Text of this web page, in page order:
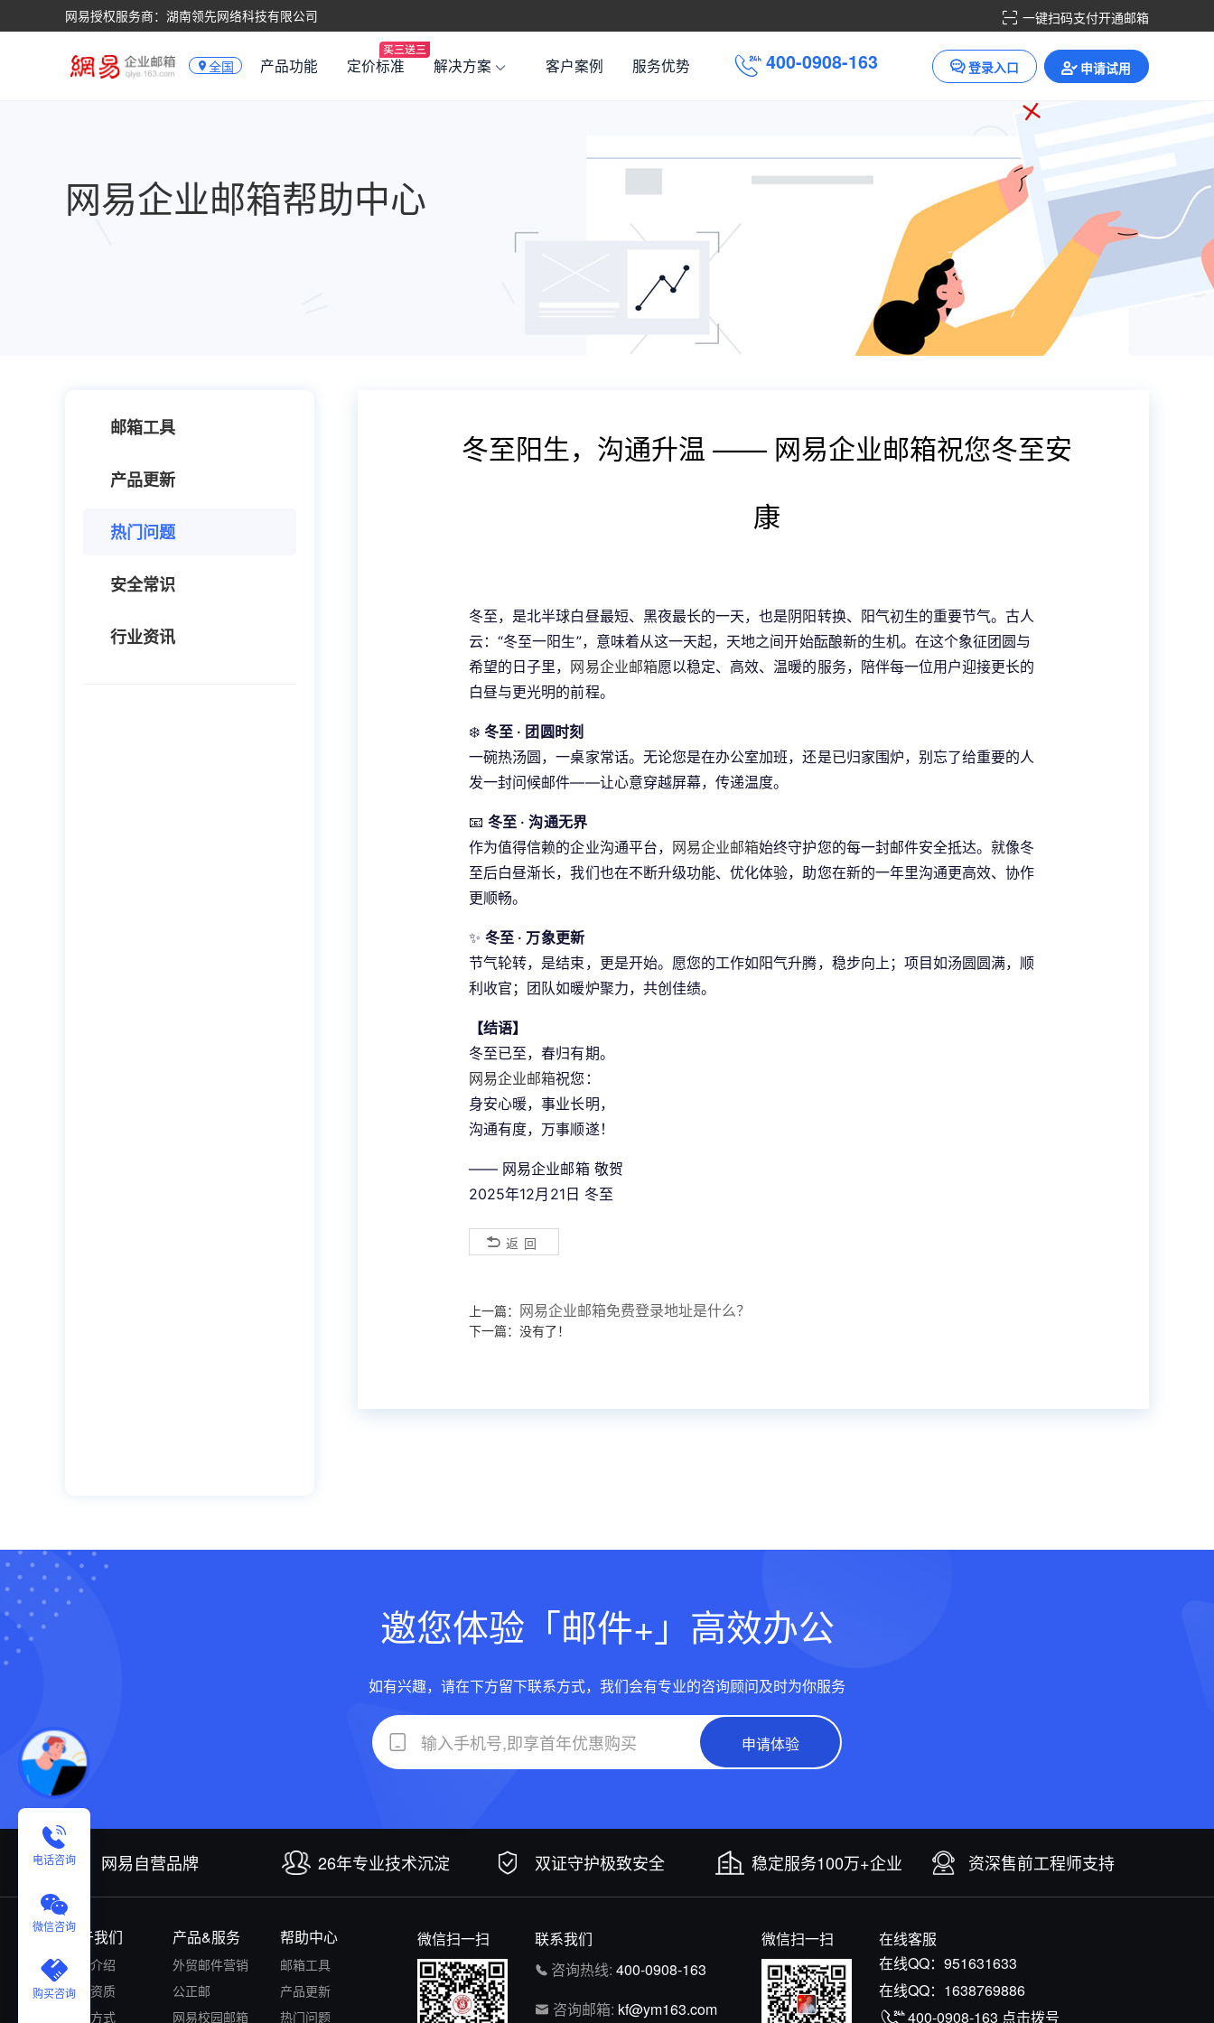
网易授权服务商：湖南领先网络科技有限公司 一键扫码支付开通邮箱
全国 产品功能 定价标准 解决方案 客户案例 服务优势 40 0
4 0 0-0908-163 登录入口 申请试用
电话咨询
微信咨询
购买咨询
网易企业邮箱帮助中心
邮箱工具
产品更新
热门问题
安全常识
行业资讯
冬至阳生，沟通升温 —— 网易企业邮箱祝您冬至安
康
冬至，是北半球白昼最短、黑夜最长的一天，也是阴阳转换、阳气初生的重要节气。古人
云：“冬至一阳生”，意味着从这一天起，天地之间开始酝酿新的生机。在这个象征团圆与
希望的日子里， 网易企业邮箱愿以稳定、高效、温暖的服务，陪伴每一位用户迎接更长的
白昼与更光明的前程。
❄️ 冬至 · 团圆时刻
一碗热汤圆，一桌家常话。无论您是在办公室加班，还是已归家围炉，别忘了给重要的人
发一封问候邮件——让心意穿越屏幕，传递温度。
📧 冬至 · 沟通无界
作为值得信赖的企业沟通平台， 网易企业邮箱始终守护您的每一封邮件安全抵达。就像冬
至后白昼渐长，我们也在不断升级功能、优化体验，助您在新的一年里沟通更高效、协作
更顺畅。
✨ 冬至 · 万象更新
节气轮转，是结束，更是开始。愿您的工作如阳气升腾，稳步向上；项目如汤圆圆满，顺
利收官；团队如暖炉聚力，共创佳绩。
【结语】
冬至已至，春归有期。
网易企业邮箱祝您：
身安心暖，事业长明，
沟通有度，万事顺遂！
—— 网易企业邮箱 敬贺
2025年12月21日 冬至
返回
上一篇： 网易企业邮箱免费登录地址是什么？
下一篇：没有了！
邀您体验「邮件+」高效办公
如有兴趣，请在下方留下联系方式，我们会有专业的咨询顾问及时为你服务
申请体验
网易自营品牌 26年专业技术沉淀 双证守护极致安全 稳定服务100万+企业 资深售前工程师支持
关于我们
公司介绍
认证资质
付款方式
产品&服务
外贸邮件营销
公正邮
网易校园邮箱
帮助中心
邮箱工具
产品更新
热门问题
微信扫一扫
联系我们
咨询热线: 400-0908-163
咨询邮箱: kf@ym163.com
微信扫一扫
在线客服
在线QQ： 951631633
在线QQ： 1638769886
400-0908-163 点击拨号